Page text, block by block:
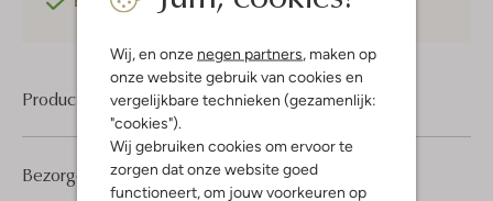
Wij, en onze negen partners , maken op
onze website gebruik van cookies en
vergelijkbare technieken (gezamenlijk:
"cookies").
Wij gebruiken cookies om ervoor te
zorgen dat onze website goed
functioneert, om jouw voorkeuren op
Product informatie
Bezorgen & retourneren